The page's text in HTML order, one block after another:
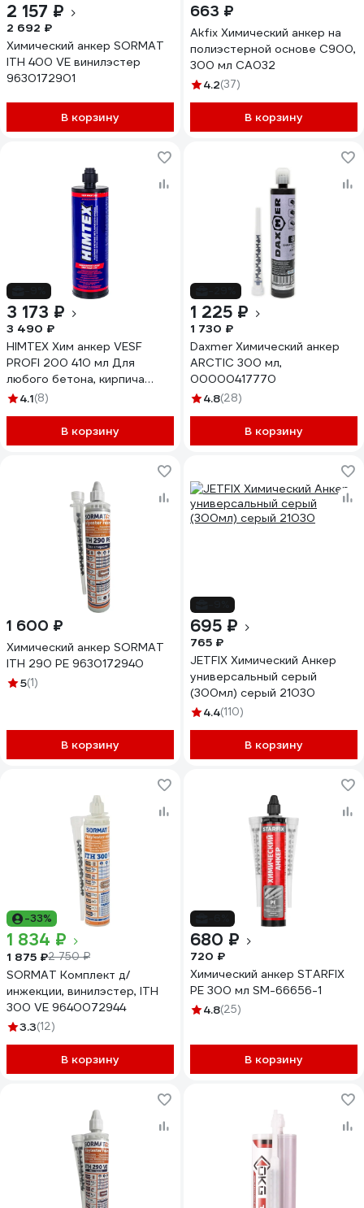
2 157 ₽
2 692 ₽
Химический анкер SORMAT
ITH 400 VE винилэстер
9630172901
В корзину
663 ₽
Akfix Химический анкер на
полиэстерной основе C900,
300 мл CA032
4.2(37)
В корзину
3 173 ₽
3 490 ₽
HIMTEX Хим анкер VESF
PROFI 200 410 мл Для
любого бетона, кирпича
всесезонный + 1 насадка
4.1(8)
В корзину
1 225 ₽
1 730 ₽
Daxmer Химический анкер
ARCTIC 300 мл,
00000417770
4.8(28)
В корзину
1 600 ₽
Химический анкер SORMAT
ITH 290 PE 9630172940
5(1)
В корзину
695 ₽
765 ₽
JETFIX Химический Анкер
универсальный серый
(300мл) серый 21030
4.4(110)
В корзину
-33%
1 834 ₽
1 875 ₽2 750 ₽
SORMAT Комплект д/
инжекции, винилэстер, ITH
300 VE 9640072944
3.3(12)
В корзину
680 ₽
720 ₽
Химический анкер STARFIX
PE 300 мл SM-66656-1
4.8(25)
В корзину